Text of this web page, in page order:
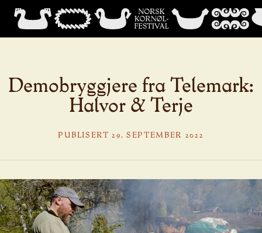
Demobryggjere fra Telemark:
Halvor & Terje
PUBLISERT 29. SEPTEMBER 2022